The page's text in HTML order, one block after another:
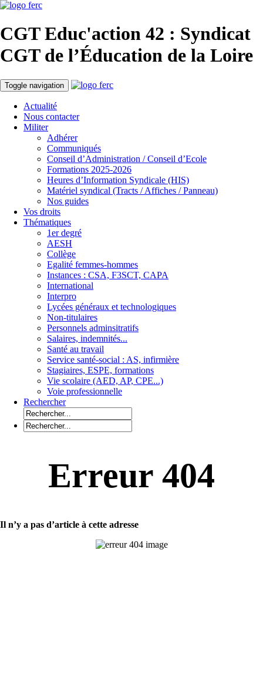
CGT Educ'action 42 : Syndicat
CGT de l’Éducation de la Loire
Toggle navigation
Actualité
Nous contacter
Militer
Adhérer
Communiqués
Conseil d’Administration / Conseil d’Ecole
Formations 2025-2026
Heures d’Information Syndicale (HIS)
Matériel syndical (Tracts / Affiches / Panneau)
Nos guides
Vos droits
Thématiques
1er degré
AESH
Collège
Egalité femmes-hommes
Instances : CSA, F3SCT, CAPA
International
Interpro
Lycées généraux et technologiques
Non-titulaires
Personnels adminsitratifs
Salaires, indemnités...
Santé au travail
Service santé-social : AS, infirmière
Stagiaires, ESPE, formations
Vie scolaire (AED, AP, CPE...)
Voie professionnelle
Rechercher
Erreur 404
Il n’y a pas d’article à cette adresse